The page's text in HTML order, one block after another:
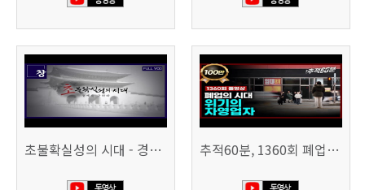
초불확실성의 시대 - 경제를 구하라 494회 (KBS 25.2.11) 추적60분, 1360회 폐업의 시대, 위기의 자영업자